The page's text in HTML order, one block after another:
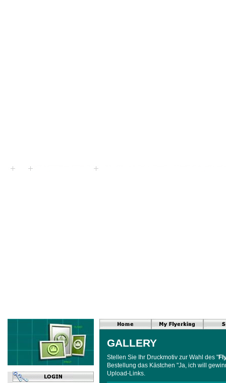
GALLERY
Stellen Sie Ihr Druckmotiv zur Wahl des "
Bestellung das Kästchen "Ja, ich will
Upload-Links.